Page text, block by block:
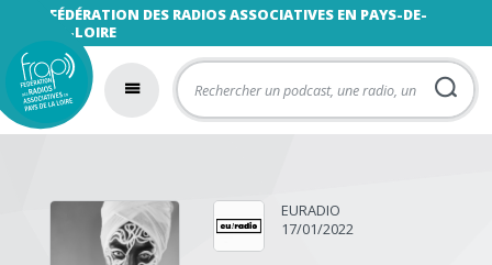
FÉDÉRATION DES RADIOS ASSOCIATIVES EN PAYS-DE-
LA-LOIRE
EURADIO
17/01/2022